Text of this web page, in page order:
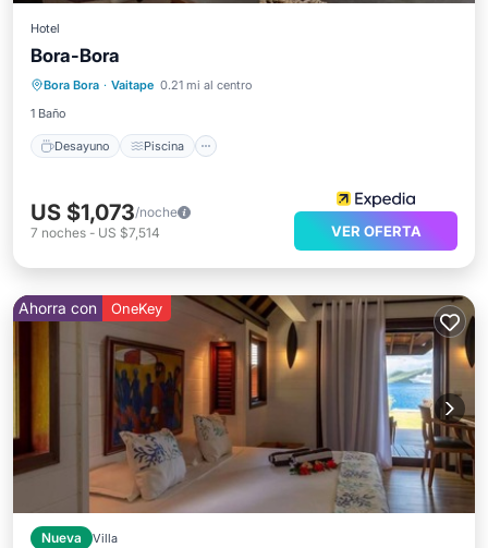
Hotel
Bora-Bora
Bora Bora · Vaitape 0.21 mi al centro
1 Baño
Desayuno Piscina
Desayuno
Vistas
US $1,073/noche
7 noches - US $7,514 VER OFERTA
Ahorra con OneKey
Nueva Villa